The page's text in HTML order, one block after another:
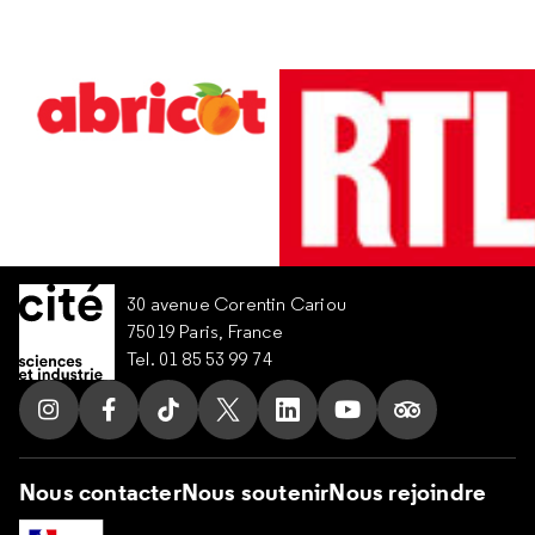
30 avenue Corentin Cariou
75019 Paris, France
Tel. 01 85 53 99 74
Suivez nous sur Instagram
Suivez nous sur Facebook
Suivez nous sur Tik Tok
Suivez nous sur X
Suivez nous sur LinkedIn
Suivez nous sur
Suivez nous
Nous contacterNous soutenirNous rejoindre